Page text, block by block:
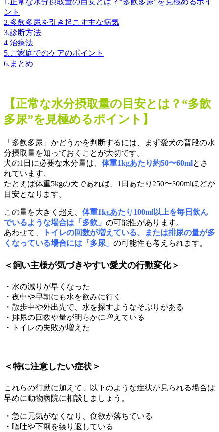
1.正常な水分摂取量の目安とは？“多飲多尿”を見極めるポイ
ント
2.多飲多尿を引き起こす主な病気
3.診断方法
4.治療法
5.ご家庭でのケアのポイント
6.まとめ
【正常な水分摂取量の目安とは？“多飲
多尿”を見極めるポイント】
「多飲多尿」かどうかを判断するには、まず愛犬の普段の水
分摂取量を知っておくことが大切です。
犬の1日に必要な水分量は、 体重1kgあたり約50〜60mlとさ
れています。
たとえば体重5kgの犬であれば、1日あたり250〜300mlほどが
目安となります。
この量を大きく超え、 体重1kgあたり100ml以上を毎日飲ん
でいるような場合は「多飲」 の可能性があります。
あわせて、
トイレの回数が増えている、または排尿の量が多
くなっている場合には「多尿」 の可能性も考えられます。
＜飼い主様が気づきやすい愛犬の行動変化＞
・水の減りが早くなった
・夜中や早朝にも水を飲みに行く
・散歩中や外出先で、水を探すようなそぶりがある
・排尿の回数や量が明らかに増えている
・トイレの失敗が増えた
＜特に注意したい症状＞
これらの行動に加えて、以下のような症状が見られる場合は
早めに動物病院に相談しましょう。
・急に元気がなくなり、食欲が落ちている
・嘔吐や下痢を繰り返している